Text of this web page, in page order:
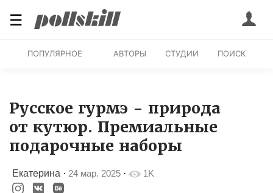
☰
ПОПУЛЯРНОЕ АВТОРЫ СТУДИИ ПОИСК
Русское гурмэ - природа
от кутюр. Премиальные
подарочные наборы
Екатерина · 24 мар. 2025 · 1K